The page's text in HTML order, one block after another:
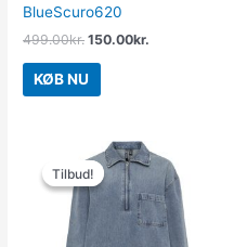
BlueScuro620
499.00kr. 150.00kr.
KØB NU
Tilbud!
Tilbud!
Den
oprindelige
pris
379.95kr..
Den
aktuelle
pris
er:
150.00kr..